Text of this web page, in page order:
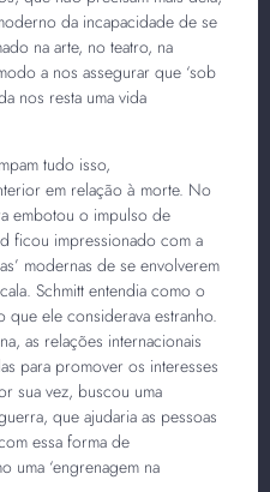
da incapacidade de se
na arte, no teatro, na
a nos assegurar que ‘sob
nos resta uma vida
tudo isso,
em relação à morte. No
embotou o impulso de
ficou impressionado com a
modernas de se envolverem
Schmitt entendia como o
que ele considerava estranho.
as relações internacionais
para promover os interesses
sua vez, buscou uma
que ajudaria as pessoas
essa forma de
uma ‘engrenagem na